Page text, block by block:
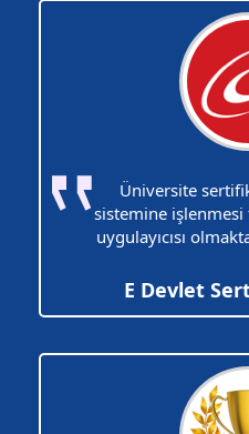
Üniversite
sistemine
uygulayıcısı
E Devlet